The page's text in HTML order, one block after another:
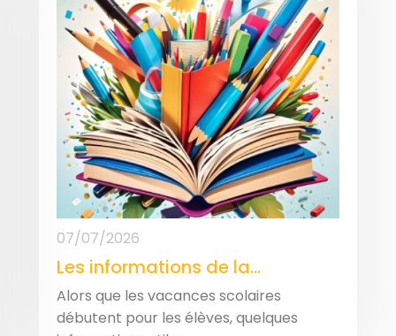
07/07/2026
Les informations de la...
Alors que les vacances scolaires
débutent pour les élèves, quelques